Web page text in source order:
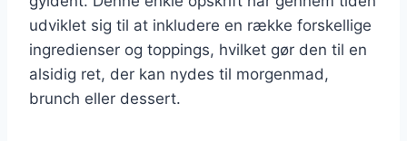
udviklet sig til at inkludere en række forskellige
ingredienser og toppings, hvilket gør den til en
alsidig ret, der kan nydes til morgenmad,
brunch eller dessert.